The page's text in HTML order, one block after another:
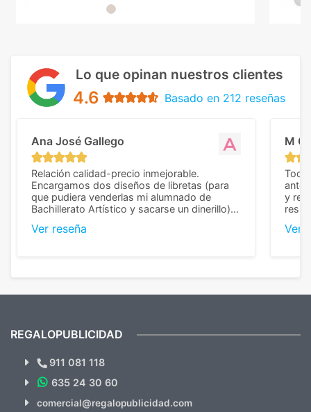
Lo que opinan nuestros clientes
4.6 Basado en 212 reseñas
Ana José Gallego
Relación calidad-precio inmejorable.
Encargamos dos diseños de libretas (para
que pudiera venderlas mi alumnado de
Bachillerato Artístico y sacarse un dinerillo) y
diferencia, con libretas de muy buena calidad
Ver reseña
M C
Todo
y
Ver
¿Quieres ver nuestras últimas
Novedades y Ofertas?
REGALOPUBLICIDAD
911 081 118
635 24 30 60
comercial@regalopublicidad.com